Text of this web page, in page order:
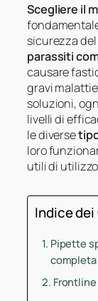
Scegliere il
sicurezza
parassiti
causare
gravi
soluzioni,
livelli di
le diverse
loro
utili di
Indice
Pipette
completa